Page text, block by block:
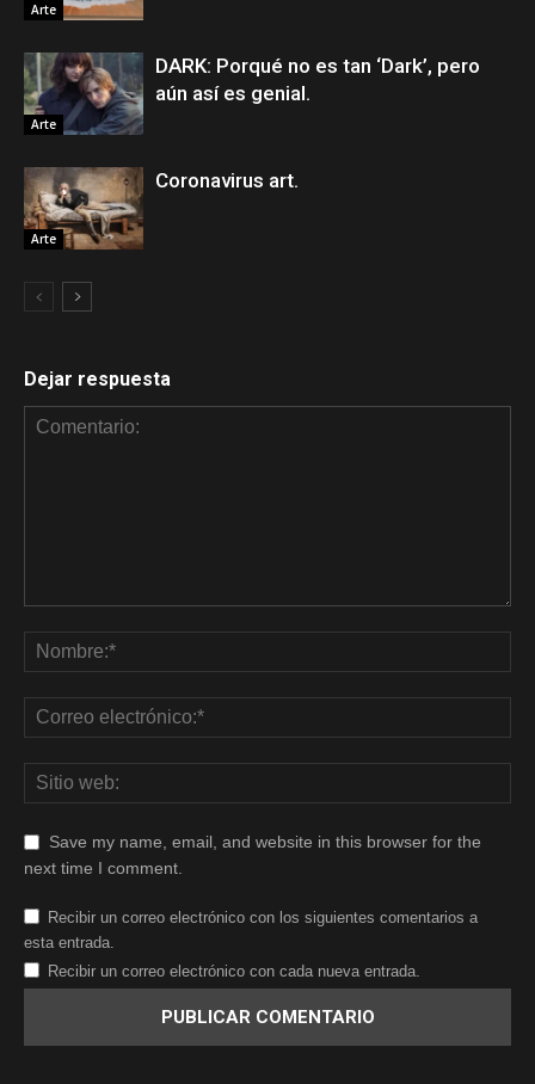
Arte
Arte
DARK: Porqué no es tan ‘Dark’, pero
aún así es genial.
Arte
Coronavirus art.
Dejar respuesta
Save my name, email, and website in this browser for the
next time I comment.
Recibir un correo electrónico con los siguientes comentarios a
esta entrada.
Recibir un correo electrónico con cada nueva entrada.